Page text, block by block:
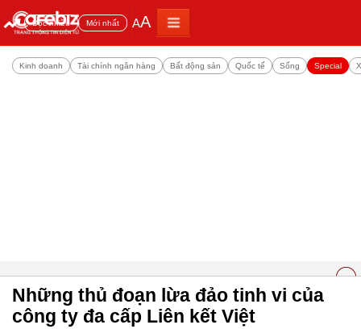
Đọc nhiều Mới nhất AA
Kinh doanh Tài chính ngân hàng Bất động sản Quốc tế Sống Special
Những thủ đoạn lừa đảo tinh vi của
công ty đa cấp Liên kết Việt